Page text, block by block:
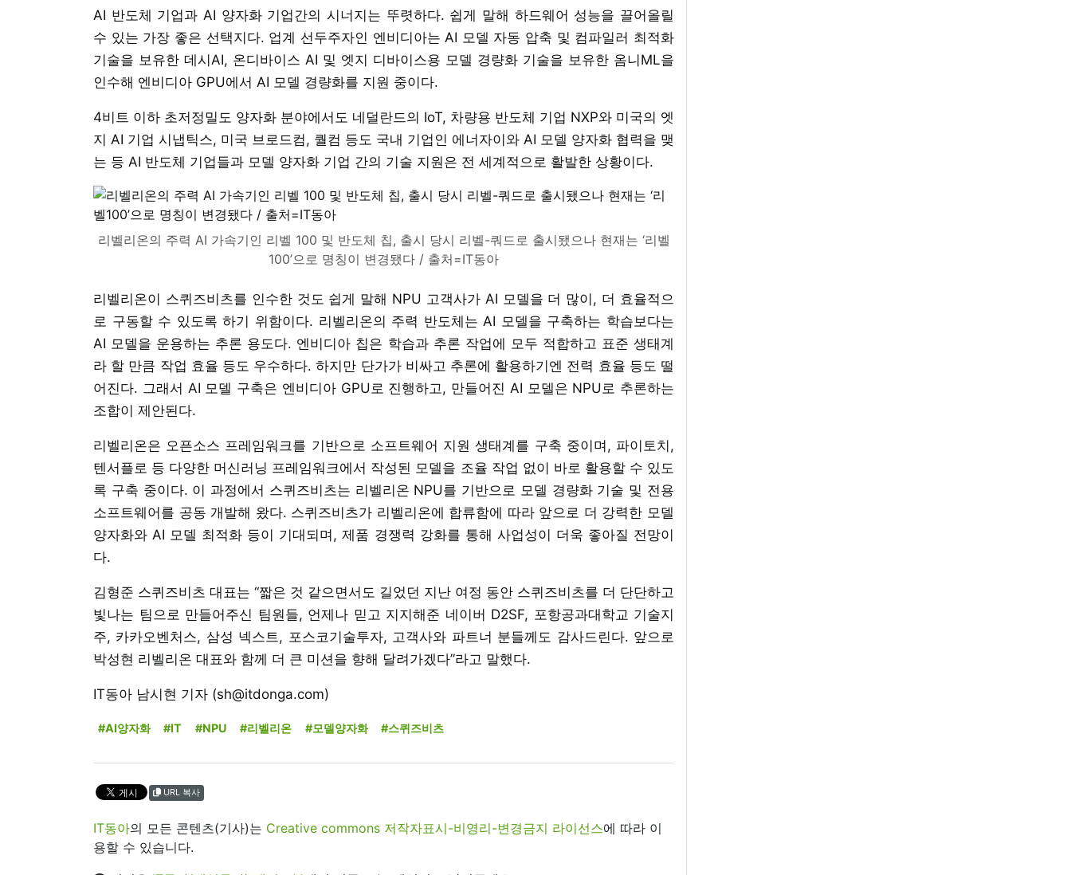
AI 반도체 기업과 AI 양자화 기업간의 시너지는 뚜렷하다. 쉽게 말해 하드웨어 성능을 끌어올릴
수 있는 가장 좋은 선택지다. 업계 선두주자인 엔비디아는 AI 모델 자동 압축 및 컴파일러 최적화
기술을 보유한 데시AI, 온디바이스 AI 및 엣지 디바이스용 모델 경량화 기술을 보유한 옴니ML을
인수해 엔비디아 GPU에서 AI 모델 경량화를 지원 중이다.
4비트 이하 초저정밀도 양자화 분야에서도 네덜란드의 IoT, 차량용 반도체 기업 NXP와 미국의 엣
지 AI 기업 시냅틱스, 미국 브로드컴, 퀄컴 등도 국내 기업인 에너자이와 AI 모델 양자화 협력을 맺
는 등 AI 반도체 기업들과 모델 양자화 기업 간의 기술 지원은 전 세계적으로 활발한 상황이다.
리벨리온의 주력 AI 가속기인 리벨 100 및 반도체 칩, 출시 당시 리벨-쿼드로 출시됐으나 현재는 ‘리벨
100’으로 명칭이 변경됐다 / 출처=IT동아
리벨리온이 스퀴즈비츠를 인수한 것도 쉽게 말해 NPU 고객사가 AI 모델을 더 많이, 더 효율적으
로 구동할 수 있도록 하기 위함이다. 리벨리온의 주력 반도체는 AI 모델을 구축하는 학습보다는
AI 모델을 운용하는 추론 용도다. 엔비디아 칩은 학습과 추론 작업에 모두 적합하고 표준 생태계
라 할 만큼 작업 효율 등도 우수하다. 하지만 단가가 비싸고 추론에 활용하기엔 전력 효율 등도 떨
어진다. 그래서 AI 모델 구축은 엔비디아 GPU로 진행하고, 만들어진 AI 모델은 NPU로 추론하는
조합이 제안된다.
리벨리온은 오픈소스 프레임워크를 기반으로 소프트웨어 지원 생태계를 구축 중이며, 파이토치,
텐서플로 등 다양한 머신러닝 프레임워크에서 작성된 모델을 조율 작업 없이 바로 활용할 수 있도
록 구축 중이다. 이 과정에서 스퀴즈비츠는 리벨리온 NPU를 기반으로 모델 경량화 기술 및 전용
소프트웨어를 공동 개발해 왔다. 스퀴즈비츠가 리벨리온에 합류함에 따라 앞으로 더 강력한 모델
양자화와 AI 모델 최적화 등이 기대되며, 제품 경쟁력 강화를 통해 사업성이 더욱 좋아질 전망이
다.
김형준 스퀴즈비츠 대표는 “짧은 것 같으면서도 길었던 지난 여정 동안 스퀴즈비츠를 더 단단하고
빛나는 팀으로 만들어주신 팀원들, 언제나 믿고 지지해준 네이버 D2SF, 포항공과대학교 기술지
주, 카카오벤처스, 삼성 넥스트, 포스코기술투자, 고객사와 파트너 분들께도 감사드린다. 앞으로
박성현 리벨리온 대표와 함께 더 큰 미션을 향해 달려가겠다”라고 말했다.
IT동아 남시현 기자 (sh@itdonga.com)
#AI양자화 #IT #NPU #리벨리온 #모델양자화 #스퀴즈비츠
URL 복사
IT동아의 모든 콘텐츠(기사)는 Creative commons 저작자표시-비영리-변경금지 라이선스에 따라 이
용할 수 있습니다.